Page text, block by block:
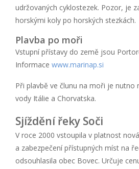
udržovaných cyklostezek. Pozor, je
horskými koly po horských stezkách.
Plavba po moři
Vstupní přístavy do země jsou
Informace www.marinap.si
Při plavbě ve člunu na moři je nutno
vody Itálie a Chorvatska.
Sjíždění řeky Soči
V roce 2000 vstoupila v platnost
a zabezpečení přístupných míst na
odsouhlasila obec Bovec. Určuje